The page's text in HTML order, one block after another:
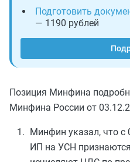
Подготовить
— 1190 рублей
Позиция Минфина
Минфина России от
Минфин указал, что с
ИП на УСН